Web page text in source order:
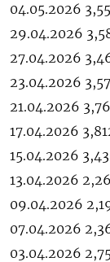
04.05.2026
29.04.2026
27.04.2026
23.04.2026
21.04.2026
17.04.2026
15.04.2026
13.04.2026
09.04.2026
07.04.2026
03.04.2026